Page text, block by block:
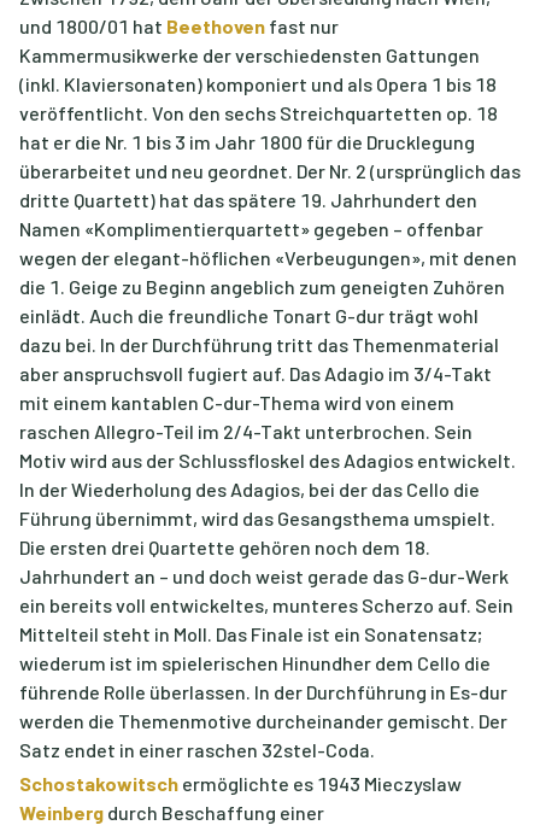
und 1800/01 hat Beethoven fast nur
Kammermusikwerke der verschiedensten Gattungen
(inkl. Klaviersonaten) komponiert und als Opera 1 bis 18
veröffentlicht. Von den sechs Streichquartetten op. 18
hat er die Nr. 1 bis 3 im Jahr 1800 für die Drucklegung
überarbeitet und neu geordnet. Der Nr. 2 (ursprünglich das
dritte Quartett) hat das spätere 19. Jahrhundert den
Namen «Komplimentierquartett» gegeben – offenbar
wegen der elegant-höflichen «Verbeugungen», mit denen
die 1. Geige zu Beginn angeblich zum geneigten Zuhören
einlädt. Auch die freundliche Tonart G-dur trägt wohl
dazu bei. In der Durchführung tritt das Themenmaterial
aber anspruchsvoll fugiert auf. Das Adagio im 3/4-Takt
mit einem kantablen C-dur-Thema wird von einem
raschen Allegro-Teil im 2/4-Takt unterbrochen. Sein
Motiv wird aus der Schlussfloskel des Adagios entwickelt.
In der Wiederholung des Adagios, bei der das Cello die
Führung übernimmt, wird das Gesangsthema umspielt.
Die ersten drei Quartette gehören noch dem 18.
Jahrhundert an – und doch weist gerade das G-dur-Werk
ein bereits voll entwickeltes, munteres Scherzo auf. Sein
Mittelteil steht in Moll. Das Finale ist ein Sonatensatz;
wiederum ist im spielerischen Hinundher dem Cello die
führende Rolle überlassen. In der Durchführung in Es-dur
werden die Themenmotive durcheinander gemischt. Der
Satz endet in einer raschen 32stel-Coda.
Schostakowitsch ermöglichte es 1943 Mieczyslaw
Weinberg durch Beschaffung einer